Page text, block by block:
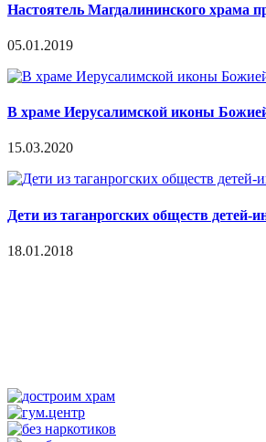
Настоятель Магдалининского храма
05.01.2019
В храме Иерусалимской иконы
15.03.2020
Дети из таганрогских обществ
18.01.2018